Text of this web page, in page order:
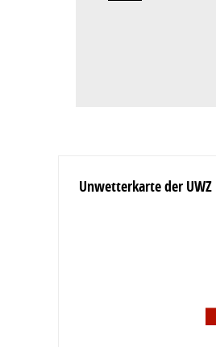
Unwetterkarte der UWZ